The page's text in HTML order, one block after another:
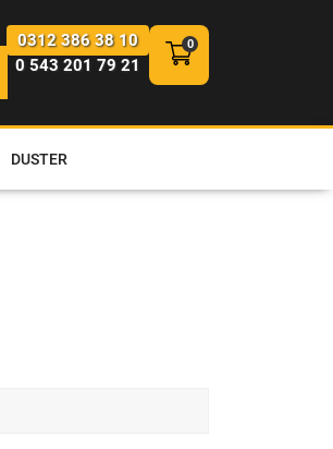
0312 386 38 10
0 543 201 79 21
DUSTER